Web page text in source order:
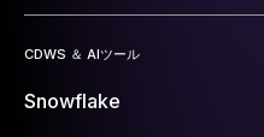
CDWS ＆ AIツール
Snowflake